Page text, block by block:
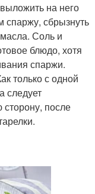
на него
сбрызнуть
Соль и
блюдо, хотя
спаржи.
только с одной
следует
после